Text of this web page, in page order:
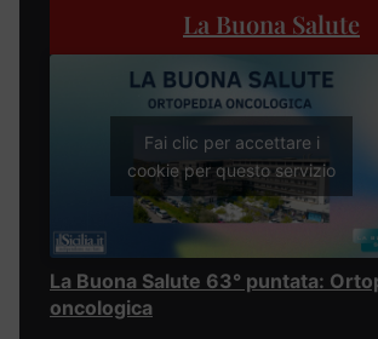
La Buona Salute
Fai clic per accettare i
cookie per questo servizio
La Buona Salute 63° puntata:
oncologica